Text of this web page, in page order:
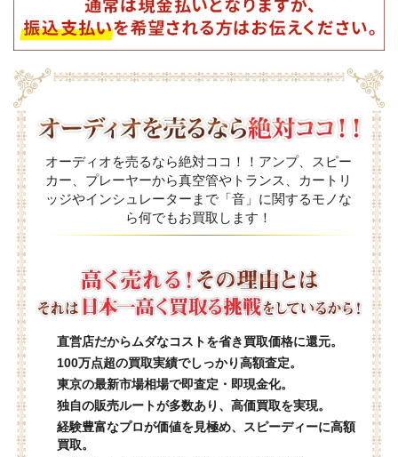
オーディオを売るなら絶対ココ！！アンプ、スピー
カー、プレーヤーから真空管やトランス、カートリ
ッジやインシュレーターまで「音」に関するモノな
ら何でもお買取します！
直営店だからムダなコストを省き買取価格に還元。
100万点超の買取実績でしっかり高額査定。
東京の最新市場相場で即査定・即現金化。
独自の販売ルートが多数あり、高価買取を実現。
経験豊富なプロが価値を見極め、スピーディーに高額
買取。